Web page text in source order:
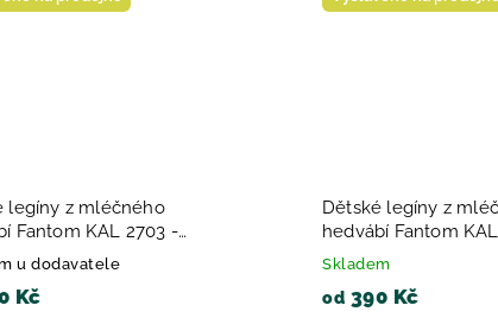
2704 fialové
Dětské legíny z mléčného
hedvábí Fantom KAL 2711 Ginkgo-